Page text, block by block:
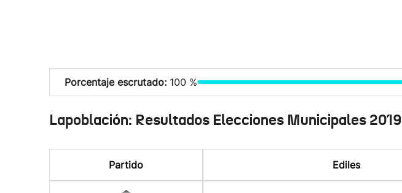
Porcentaje escrutado: 100 %
Lapoblación: Resultados Elecciones Municipales 2019
Partido Ediles